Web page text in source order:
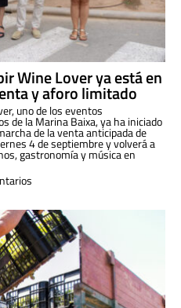
Wine Lover ya está en
y aforo limitado
uno de los eventos
de la Marina Baixa, ya ha iniciado
de la venta anticipada de
4 de septiembre y volverá a
gastronomía y música en